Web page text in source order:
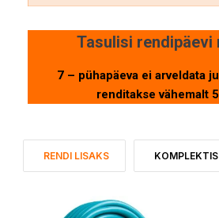
Tasulisi rendipäevi
7 – pühapäeva ei arveldata
renditakse vähemalt
RENDI LISAKS KOMPLEKTIS